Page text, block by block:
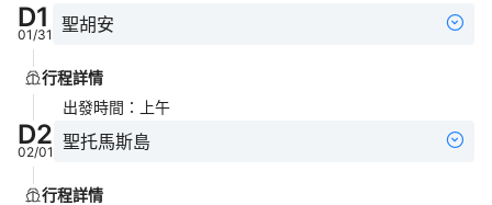
D1
01/31 聖胡安
行程詳情
出發時間 ： 上午
D2
02/01 聖托馬斯島
行程詳情